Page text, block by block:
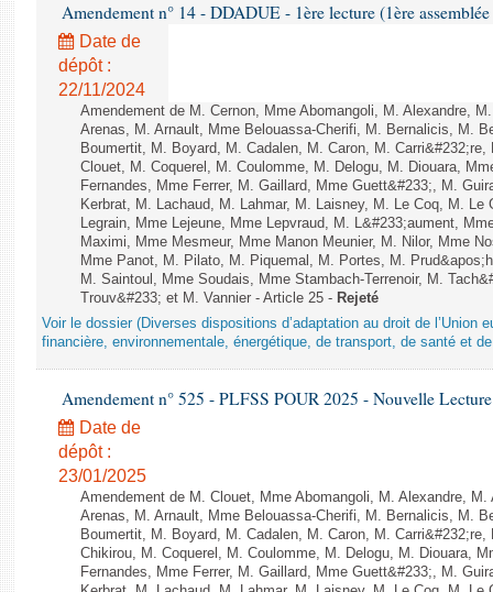
Amendement n° 14 - DDADUE - 1ère lecture (1ère
Date de
dépôt :
22/11/2024
Amendement de M. Cernon, Mme Abomangoli, M. Alexandre,
Arenas, M. Arnault, Mme Belouassa-Cherifi, M. Bernalicis, M.
Boumertit, M. Boyard, M. Cadalen, M. Caron, M.
Clouet, M. Coquerel, M. Coulomme, M. Delogu, M. Diouara,
Fernandes, Mme Ferrer, M. Gaillard, Mme Guett&#233;, M.
Kerbrat, M. Lachaud, M. Lahmar, M. Laisney, M. Le Coq, M. Le
Legrain, Mme Lejeune, Mme Lepvraud, M. L&#233;aument,
Maximi, Mme Mesmeur, Mme Manon Meunier, M. Nilor, Mme
Mme Panot, M. Pilato, M. Piquemal, M. Portes, M.
M. Saintoul, Mme Soudais, Mme Stambach-Terrenoir, M.
Trouv&#233; et M. Vannier - Article 25 - Rejeté
Voir le dossier (Diverses dispositions d’adaptation au droit de l’Union
financière, environnementale, énergétique, de transport, de santé et
Amendement n° 525 - PLFSS POUR 2025 - Nouvelle
Date de
dépôt :
23/01/2025
Amendement de M. Clouet, Mme Abomangoli, M. Alexandre,
Arenas, M. Arnault, Mme Belouassa-Cherifi, M. Bernalicis, M.
Boumertit, M. Boyard, M. Cadalen, M. Caron, M.
Chikirou, M. Coquerel, M. Coulomme, M. Delogu, M. Diouara,
Fernandes, Mme Ferrer, M. Gaillard, Mme Guett&#233;, M.